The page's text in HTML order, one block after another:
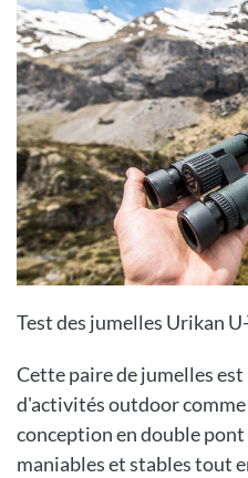
Test des jumelles Urikan
Cette paire de jumelles
d'activités outdoor
conception en double
maniables et stables tout